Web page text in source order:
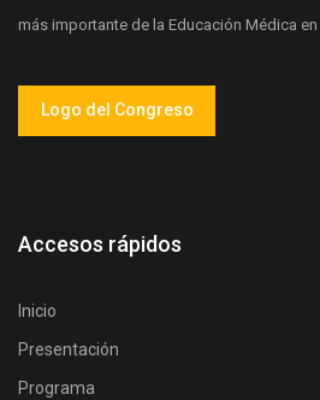
más importante de la Educación Médica en
Logo del Congreso
Accesos rápidos
Inicio
Presentación
Programa